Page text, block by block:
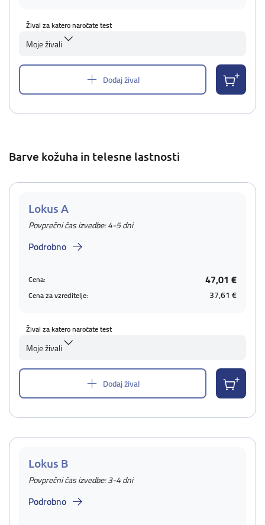
Žival za katero naročate test
Moje živali
Dodaj žival
Barve kožuha in telesne lastnosti
Lokus A
Povprečni čas izvedbe: 4-5 dni
Podrobno
Cena: 47,01 €
Cena za vzreditelje: 37,61 €
Žival za katero naročate test
Moje živali
Dodaj žival
Lokus B
Povprečni čas izvedbe: 3-4 dni
Podrobno